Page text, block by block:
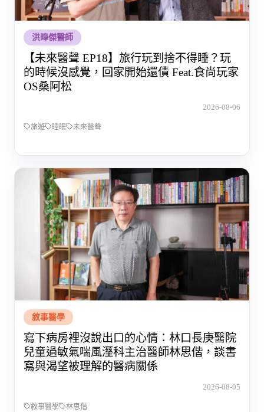
洪暐傑醫師
【未來醫聲 EP18】旅行玩到捨不得睡？玩
的時候沒感覺，回家開始還債 Feat.食尚玩家
OS桑阿松
2026-08-06
旅遊 睡眠 未來醫聲
敘事醫學
寫下病房裡沒說出口的心情：林口長庚醫院
兒童過敏氣喘風溼科主治醫師林思偕，談書
寫與渴望被理解的醫病關係
2026-08-05
敘事醫學 林思偕